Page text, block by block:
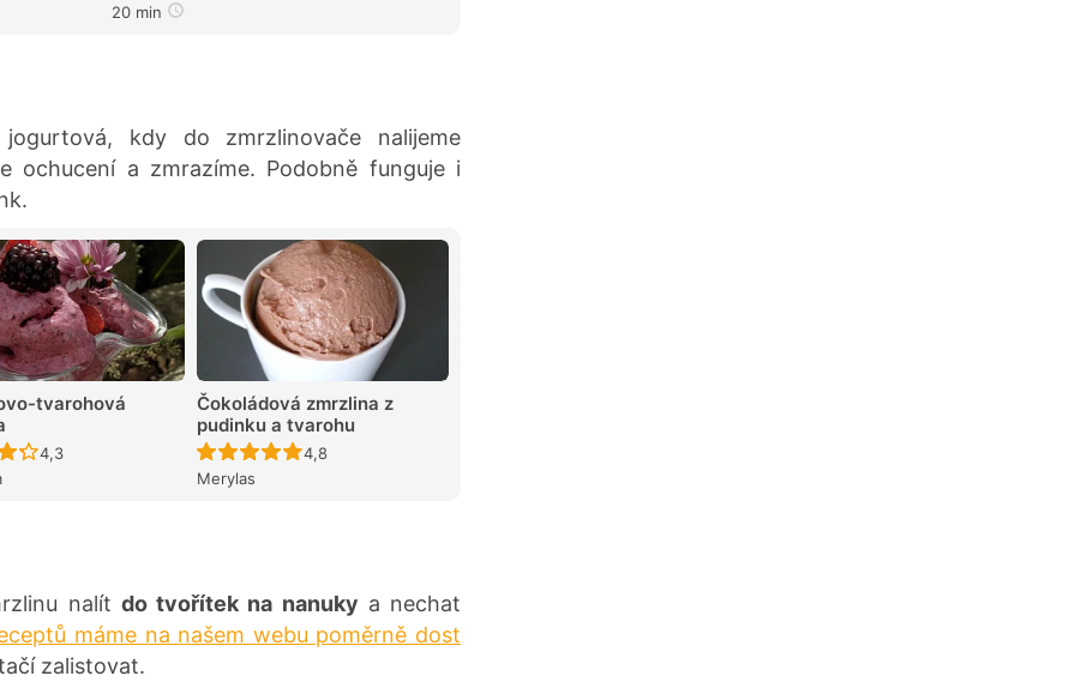
20 min
kdy do zmrzlinovače nalijeme
ochucení a zmrazíme. Podobně funguje i
tvarohová
Recept ještě nebyl hodnocen
4,3
Čokoládová zmrzlina z
pudinku a tvarohu
Recept ještě nebyl hodnocen
4,8
Merylas
nalít do tvořítek na nanuky a nechat
máme na našem webu poměrně dost
zalistovat.